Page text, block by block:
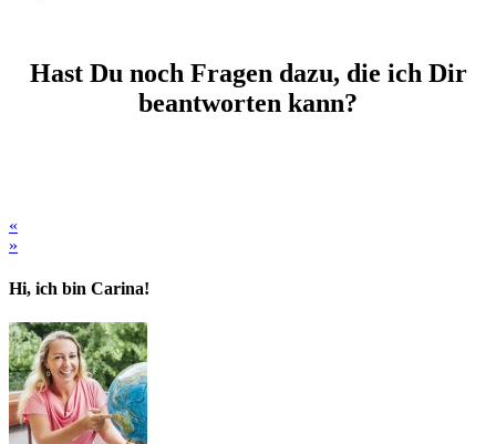
Hast Du noch Fragen dazu, die ich Dir
beantworten kann?
«
»
Hi, ich bin Carina!